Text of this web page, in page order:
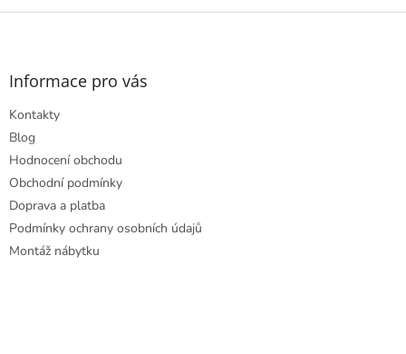
Z
Informace pro vás
Kontakty
Blog
Hodnocení obchodu
Obchodní podmínky
Doprava a platba
Podmínky ochrany osobních údajů
Montáž nábytku